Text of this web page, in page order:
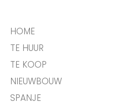
HOME
TE HUUR
TE KOOP
NIEUWBOUW
SPANJE